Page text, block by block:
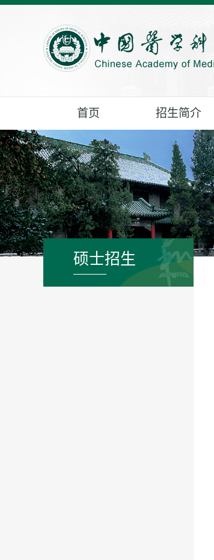
首页 招生简介
硕士招生